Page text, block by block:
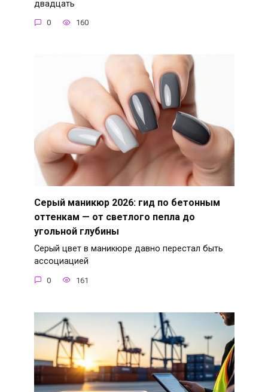
двадцать
0 160
Серый маникюр 2026: гид по бетонным
оттенкам — от светлого пепла до
угольной глубины
Серый цвет в маникюре давно перестал быть
ассоциацией
0 161